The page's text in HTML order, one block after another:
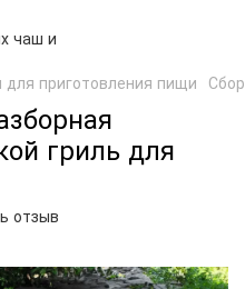
приготовления пищи
гриль для
отзыв